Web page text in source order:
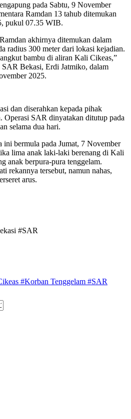
pada Sabtu, 9 November
Ramdan 13 tahub ditemukan
pukul 07.35 WIB.
akhirnya ditemukan dalam
radius 300 meter dari lokasi kejadian.
bambu di aliran Kali Cikeas,”
Bekasi, Erdi Jatmiko, dalam
2025.
dan diserahkan kepada pihak
Operasi SAR dinyatakan ditutup pada
selama dua hari.
ini bermula pada Jumat, 7 November
lima anak laki-laki berenang di Kali
anak berpura-pura tenggelam.
rekannya tersebut, namun nahas,
arus.
#SAR
#Korban Tenggelam #SAR